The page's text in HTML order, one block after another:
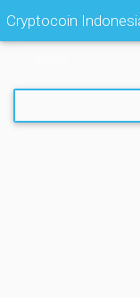
to
content
Cryptocoin